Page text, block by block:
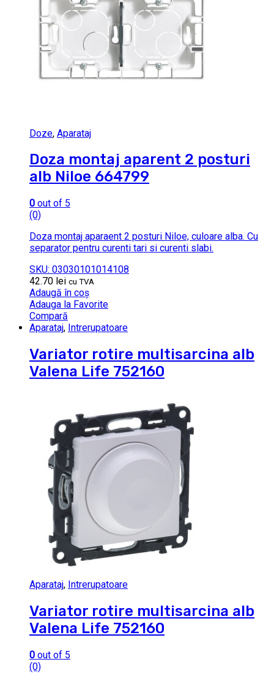
Doze, Aparataj
Doza montaj aparent 2 posturi
alb Niloe 664799
0 out of 5
(0)
Doza montaj aparaent 2 posturi Niloe, culoare alba. Cu
separator pentru curenti tari si curenti slabi.
SKU: 03030101014108
42.70 lei cu TVA
Adaugă în coș
Adauga la Favorite
Compară
Aparataj, Intrerupatoare
Variator rotire multisarcina alb
Valena Life 752160
Aparataj, Intrerupatoare
Variator rotire multisarcina alb
Valena Life 752160
0 out of 5
(0)